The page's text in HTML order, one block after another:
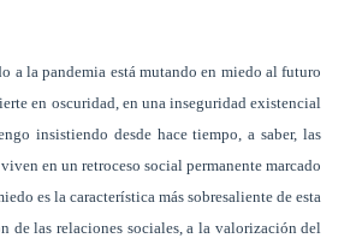
a la pandemia está mutando en miedo al futuro
en oscuridad, en una inseguridad existencial
insistiendo desde hace tiempo, a saber, las
en un retroceso social permanente marcado
es la característica más sobresaliente de esta
de las relaciones sociales, a la valorización del